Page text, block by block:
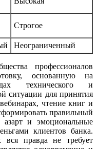
Строгое
Неограниченный
профессионалов
основанную на
технического и
ситуации для принятия
чтение книг и
правильный
и эмоциональные
клиентов банка.
вся правда не требует